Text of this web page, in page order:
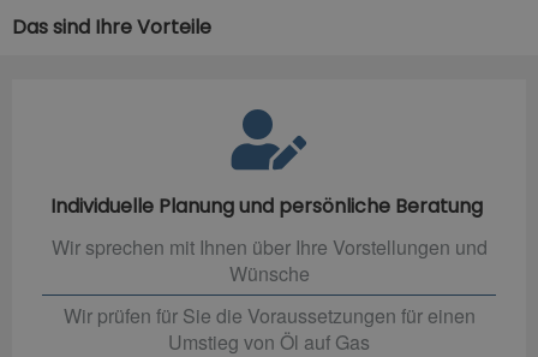
Das sind Ihre Vorteile
Individuelle Planung und persönliche Beratung
Wir sprechen mit Ihnen über Ihre Vorstellungen und
Wünsche
Wir prüfen für Sie die Voraussetzungen für einen
Umstieg von Öl auf Gas